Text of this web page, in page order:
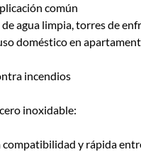
común
agua limpia, torres de
doméstico en
incendios
inoxidable:
y rápida